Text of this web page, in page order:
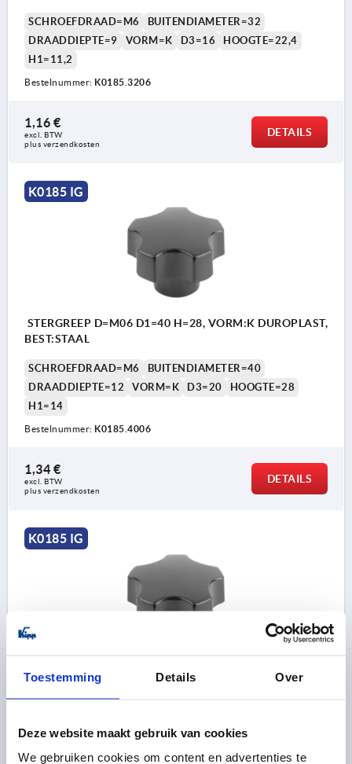
Toestemming Details Over
Deze website maakt gebruik van cookies
We gebruiken cookies om content en advertenties te
SCHROEFDRAAD=M6
BUITENDIAMETER=32
DRAADDIEPTE=9
VORM=K D3=16
HOOGTE=22,4
H1=11,2
Bestelnummer: K0185.3206
1,16 €
excl. BTW
plus verzendkosten
DETAILS
K0185 IG
STERGREEP D=M06 D1=40 H=28, VORM:K DUROPLAST,
BEST:STAAL
SCHROEFDRAAD=M6
BUITENDIAMETER=40
DRAADDIEPTE=12
VORM=K D3=20
HOOGTE=28
H1=14
Bestelnummer: K0185.4006
1,34 €
excl. BTW
plus verzendkosten
DETAILS
K0185 IG
STERGREEP D=M08 D1=40 H=28, VORM:K DUROPLAST,
BEST:STAAL
DRAADDIEPTE=14
VORM=K D3=20
HOOGTE=28
H1=14